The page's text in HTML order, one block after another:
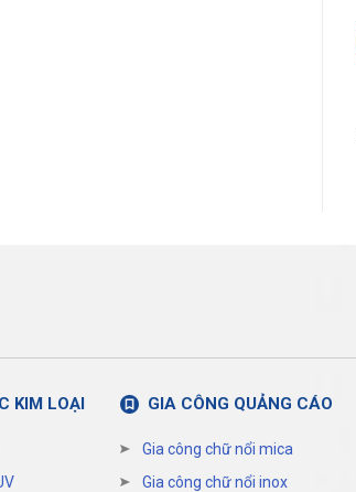
KIM LOẠI GIA CÔNG QUẢNG CÁO
Gia công chữ nổi mica
Gia công chữ nổi inox